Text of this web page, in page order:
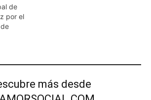
de
por el
más desde